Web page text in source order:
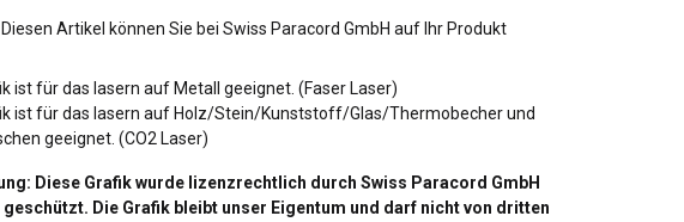
Artikel können Sie bei Swiss Paracord GmbH auf Ihr Produkt
ist für das lasern auf Metall geeignet. (Faser Laser)
ist für das lasern auf Holz/Stein/Kunststoff/Glas/Thermobecher und
geeignet. (CO2 Laser)
Diese Grafik wurde lizenzrechtlich durch Swiss Paracord GmbH
geschützt. Die Grafik bleibt unser Eigentum und darf nicht von dritten